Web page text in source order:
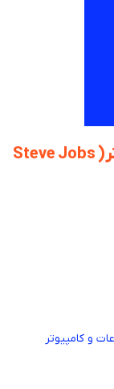
مقاله کارآفرین بزرگ صنعت کامپیوتر( Steve Jobs
و کامپیوتر